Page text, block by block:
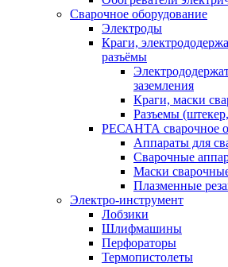
Сварочное оборудование
Электроды
Краги,
разъёмы
заземления
Краги, маски
Разъемы
РЕСАНТА сварочное
Аппараты для
Сварочные
Маски
Плазменные
Электро-инструмент
Лобзики
Шлифмашины
Перфораторы
Термопистолеты